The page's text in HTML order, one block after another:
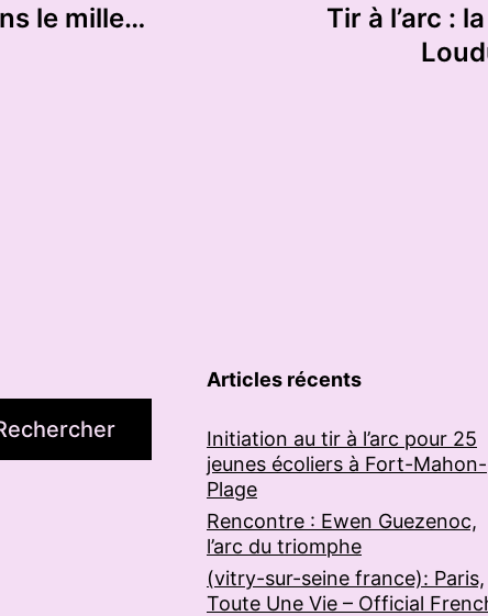
le mille…
Tir à l’arc :
Articles récents
Initiation au tir à l’arc pour 25
jeunes écoliers à Fort-Mahon-
Plage
Rencontre : Ewen Guezenoc,
l’arc du triomphe
(vitry-sur-seine france): Paris,
Toute Une Vie – Official